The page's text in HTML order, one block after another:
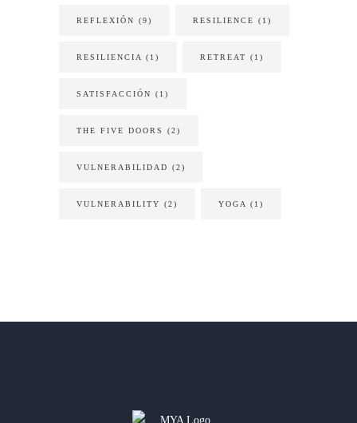
REFLEXIÓN (9) RESILIENCE (1)
RESILIENCIA (1) RETREAT (1)
SATISFACCIÓN (1)
THE FIVE DOORS (2)
VULNERABILIDAD (2)
VULNERABILITY (2) YOGA (1)